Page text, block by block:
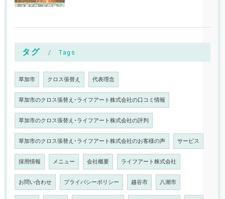
タグ Tags
草加市 クロス張替え 代表理念
草加市のクロス張替え･ライフアート株式会社の口コミ情報
草加市のクロス張替え･ライフアート株式会社の評判
草加市のクロス張替え･ライフアート株式会社のお客様の声 サービス
採用情報 メニュー 会社概要 ライフアート株式会社
お問い合わせ プライバシーポリシー 越谷市 八潮市